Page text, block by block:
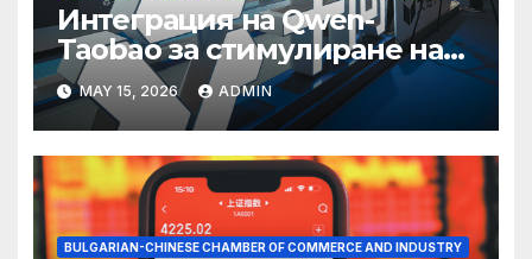
Интеграция на Qwen-
Taobao за стимулиране на
пазаруването 618
MAY 15, 2026 ADMIN
BULGARIAN-CHINESE CHAMBER OF COMMERCE AND INDUSTRY